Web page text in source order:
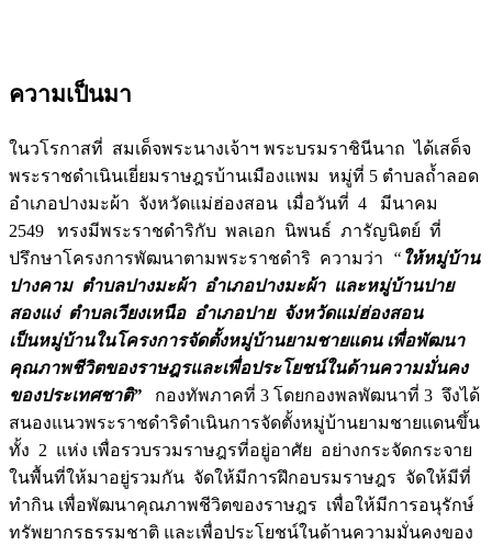
ความเป็นมา
ในวโรกาสที่ สมเด็จพระนางเจ้าฯ พระบรมราชินีนาถ ได้เสด็จ
พระราชดำเนินเยี่ยมราษฎรบ้านเมืองแพม หมู่ที่ 5 ตำบลถ้ำลอด
อำเภอปางมะผ้า จังหวัดแม่ฮ่องสอน เมื่อวันที่ 4 มีนาคม
2549 ทรงมีพระราชดำริกับ พลเอก นิพนธ์ ภารัญนิตย์ ที่
ปรึกษาโครงการพัฒนาตามพระราชดำริ ความว่า
“ ให้หมู่บ้าน
ปางคาม ตำบลปางมะผ้า อำเภอปางมะผ้า และหมู่บ้านปาย
สองแง่ ตำบลเวียงเหนือ อำเภอปาย จังหวัดแม่ฮ่องสอน
เป็นหมู่บ้านในโครงการจัดตั้งหมู่บ้านยามชายแดน เพื่อพัฒนา
คุณภาพชีวิตของราษฎรและเพื่อประโยชน์ในด้านความมั่นคง
ของประเทศชาติ” กองทัพภาคที่ 3 โดยกองพลพัฒนาที่ 3 จึงได้
สนองแนวพระราชดำริดำเนินการจัดตั้งหมู่บ้านยามชายแดนขึ้น
ทั้ง 2 แห่ง เพื่อรวบรวมราษฎรที่อยู่อาศัย อย่างกระจัดกระจาย
ในพื้นที่ให้มาอยู่รวมกัน จัดให้มีการฝึกอบรมราษฎร จัดให้มีที่
ทำกิน เพื่อพัฒนาคุณภาพชีวิตของราษฎร เพื่อให้มีการอนุรักษ์
ทรัพยากรธรรมชาติ และเพื่อประโยชน์ในด้านความมั่นคงของ